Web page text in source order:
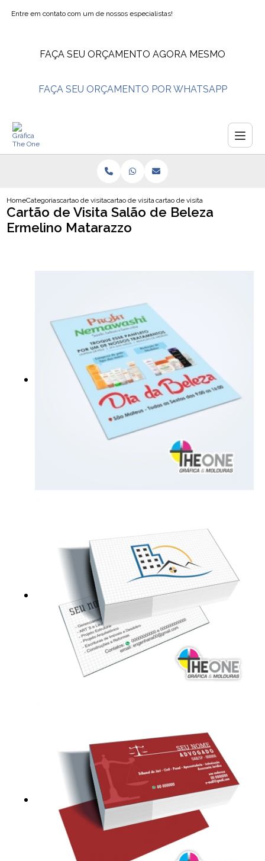
Entre em contato com um de nossos especialistas!
FAÇA SEU ORÇAMENTO AGORA MESMO
FAÇA SEU ORÇAMENTO POR WHATSAPP
HomeCategoriascartao de visitacartao de visita psicologocartao de visita salao de beleza
Cartão de Visita Salão de Beleza
Ermelino Matarazzo